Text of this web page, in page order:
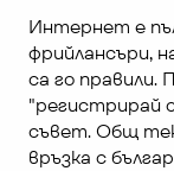
Интернет е
фрийлансъри,
са го
"регистрирай
съвет. Общ
връзка с